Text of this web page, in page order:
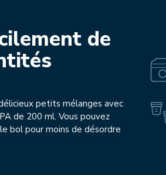
de
petits mélanges avec
de 200 ml. Vous pouvez
bol pour moins de désordre